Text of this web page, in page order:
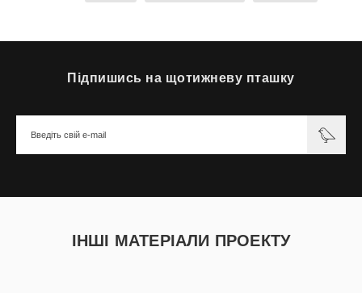
Підпишись на щотижневу пташку
ІНШІ МАТЕРІАЛИ ПРОЕКТУ